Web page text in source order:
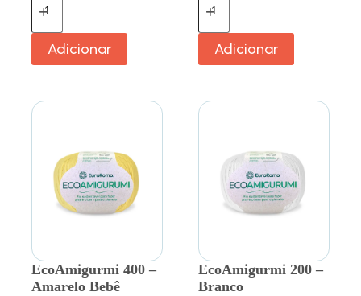
Adicionar Adicionar
EcoAmigurmi 400 –
Amarelo Bebê
EcoAmigurmi 200 –
Branco